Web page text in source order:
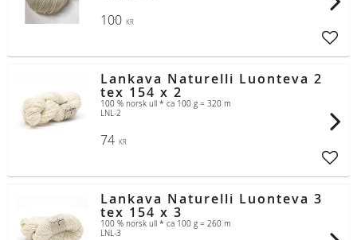
100 KR
Lankava Naturelli Luonteva 2
tex 154 x 2
100 % norsk ull * ca 100 g = 320 m
LNL-2
74 KR
Lankava Naturelli Luonteva 3
tex 154 x 3
100 % norsk ull * ca 100 g = 260 m
LNL-3